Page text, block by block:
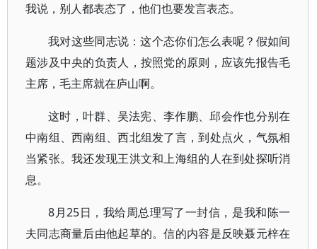
我说，别人都表态了，他们也要发言表态。
我对这些同志说：这个态你们怎么表呢？假如间
题涉及中央的负责人，按照党的原则，应该先报告毛
主席，毛主席就在庐山啊。
这时，叶群、吴法宪、李作鹏、邱会作也分别在
中南组、西南组、西北组发了言，到处点火，气氛相
当紧张。我还发现王洪文和上海组的人在到处探听消
息。
8月25日，我给周总理写了一封信，是我和陈一
夫同志商量后由他起草的。信的内容是反映聂元梓在